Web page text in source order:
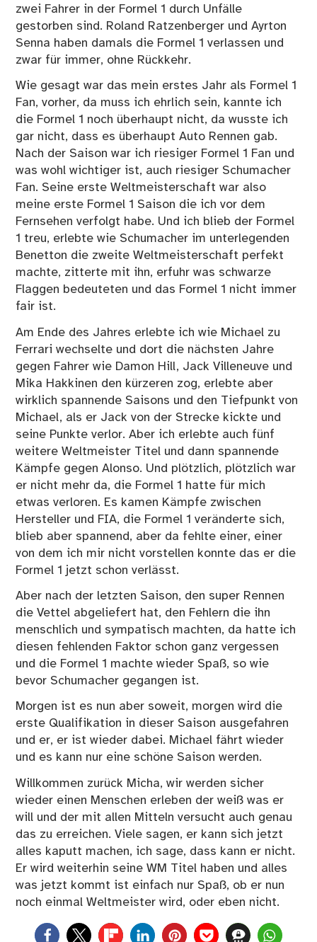
zwei Fahrer in der Formel 1 durch Unfälle
gestorben sind. Roland Ratzenberger und Ayrton
Senna haben damals die Formel 1 verlassen und
zwar für immer, ohne Rückkehr.
Wie gesagt war das mein erstes Jahr als Formel 1
Fan, vorher, da muss ich ehrlich sein, kannte ich
die Formel 1 noch überhaupt nicht, da wusste ich
gar nicht, dass es überhaupt Auto Rennen gab.
Nach der Saison war ich riesiger Formel 1 Fan und
was wohl wichtiger ist, auch riesiger Schumacher
Fan. Seine erste Weltmeisterschaft war also
meine erste Formel 1 Saison die ich vor dem
Fernsehen verfolgt habe. Und ich blieb der Formel
1 treu, erlebte wie Schumacher im unterlegenden
Benetton die zweite Weltmeisterschaft perfekt
machte, zitterte mit ihn, erfuhr was schwarze
Flaggen bedeuteten und das Formel 1 nicht immer
fair ist.
Am Ende des Jahres erlebte ich wie Michael zu
Ferrari wechselte und dort die nächsten Jahre
gegen Fahrer wie Damon Hill, Jack Villeneuve und
Mika Hakkinen den kürzeren zog, erlebte aber
wirklich spannende Saisons und den Tiefpunkt von
Michael, als er Jack von der Strecke kickte und
seine Punkte verlor. Aber ich erlebte auch fünf
weitere Weltmeister Titel und dann spannende
Kämpfe gegen Alonso. Und plötzlich, plötzlich war
er nicht mehr da, die Formel 1 hatte für mich
etwas verloren. Es kamen Kämpfe zwischen
Hersteller und FIA, die Formel 1 veränderte sich,
blieb aber spannend, aber da fehlte einer, einer
von dem ich mir nicht vorstellen konnte das er die
Formel 1 jetzt schon verlässt.
Aber nach der letzten Saison, den super Rennen
die Vettel abgeliefert hat, den Fehlern die ihn
menschlich und sympatisch machten, da hatte ich
diesen fehlenden Faktor schon ganz vergessen
und die Formel 1 machte wieder Spaß, so wie
bevor Schumacher gegangen ist.
Morgen ist es nun aber soweit, morgen wird die
erste Qualifikation in dieser Saison ausgefahren
und er, er ist wieder dabei. Michael fährt wieder
und es kann nur eine schöne Saison werden.
Willkommen zurück Micha, wir werden sicher
wieder einen Menschen erleben der weiß was er
will und der mit allen Mitteln versucht auch genau
das zu erreichen. Viele sagen, er kann sich jetzt
alles kaputt machen, ich sage, dass kann er nicht.
Er wird weiterhin seine WM Titel haben und alles
was jetzt kommt ist einfach nur Spaß, ob er nun
noch einmal Weltmeister wird, oder eben nicht.
0